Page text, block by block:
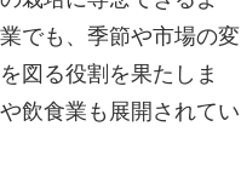
でも、季節や市場の変
図る役割を果たしま
飲食業も展開されてい